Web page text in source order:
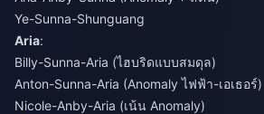
Ye-Sunna-Shunguang
Aria:
Billy-Sunna-Aria (ไฮบริดแบบสมดุล)
Anton-Sunna-Aria (Anomaly ไฟฟ้า-เอเธอร์)
Nicole-Anby-Aria (เน้น Anomaly)